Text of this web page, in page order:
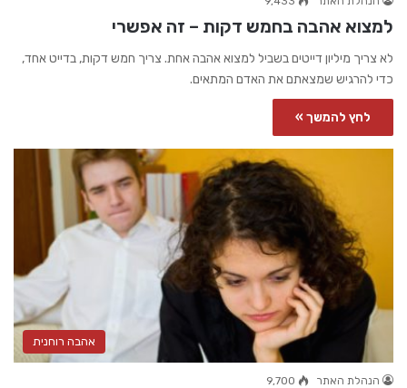
למצוא אהבה בחמש דקות – זה אפשרי
לא צריך מיליון דייטים בשביל למצוא אהבה אחת. צריך חמש דקות, בדייט אחד,
כדי להרגיש שמצאתם את האדם המתאים.
לחץ להמשך »
אהבה רוחנית
הנהלת האתר 9,700